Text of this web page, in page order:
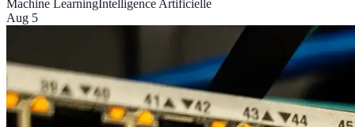
Machine LearningIntelligence Artificielle
Aug 5